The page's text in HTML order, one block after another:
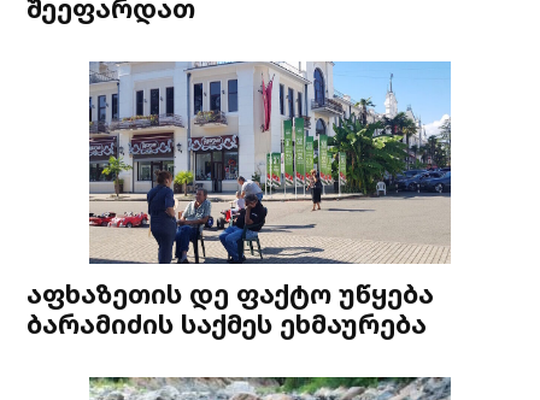
შეეფარდათ
აფხაზეთის დე ფაქტო უწყება
ბარამიძის საქმეს ეხმაურება